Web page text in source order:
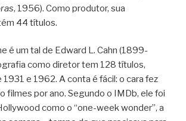
, 1956). Como produtor, sua
44 títulos.
é um tal de Edward L. Cahn (1899-
como diretor tem 128 títulos,
e 1962. A conta é fácil: o cara fez
filmes por ano. Segundo o IMDb, ele foi
como o “one-week wonder”, a